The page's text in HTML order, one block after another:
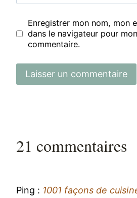
Enregistrer mon nom, mon
dans le navigateur pour
commentaire.
21 commentaires
Ping : 1001 façons de